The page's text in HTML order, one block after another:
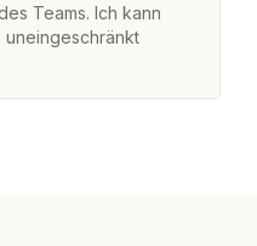
Teams. Ich kann
uneingeschränkt